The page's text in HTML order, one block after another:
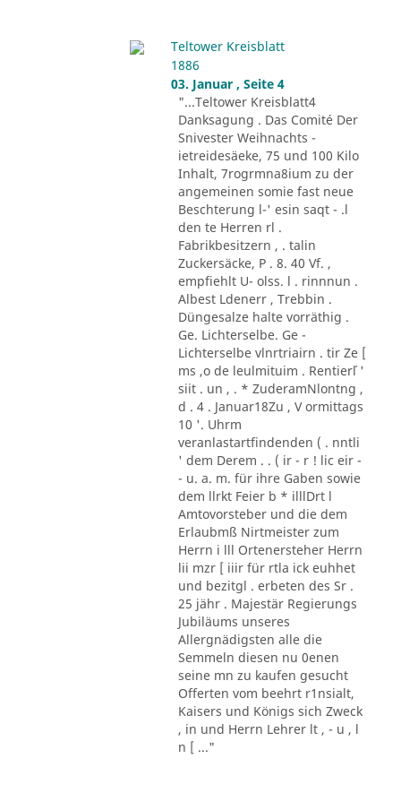
Teltower Kreisblatt
1886
03. Januar , Seite 4
"...Teltower Kreisblatt4
Danksagung . Das Comité Der
Snivester Weihnachts -
ietreidesäeke, 75 und 100 Kilo
Inhalt, 7rogrmna8ium zu der
angemeinen somie fast neue
Beschterung l-' esin saqt - .l
den te Herren rl .
Fabrikbesitzern , . talin
Zuckersäcke, P . 8. 40 Vf. ,
empfiehlt U- olss. l . rinnnun .
Albest Ldenerr , Trebbin .
Düngesalze halte vorräthig .
Ge. Lichterselbe. Ge -
Lichterselbe vlnrtriairn . tir Ze [
ms ,o de leulmituim . Rentier´l '
siit . un , . * ZuderamNlontng ,
d . 4 . Januar18Zu , V ormittags
10 '. Uhrm
veranlastartfindenden ( . nntli
' dem Derem . . ( ir - r ! lic eir -
- u. a. m. für ihre Gaben sowie
dem llrkt Feier b * illlDrt l
Amtovorsteber und die dem
Erlaubmß Nirtmeister zum
Herrn i lll Ortenersteher Herrn
lii mzr [ iiir für rtla ick euhhet
und bezitgl . erbeten des Sr .
25 jähr . Majestär Regierungs
Jubiläums unseres
Allergnädigsten alle die
Semmeln diesen nu 0enen
seine mn zu kaufen gesucht
Offerten vom beehrt r1nsialt,
Kaisers und Königs sich Zweck
, in und Herrn Lehrer lt , - u , l
n [ ..."